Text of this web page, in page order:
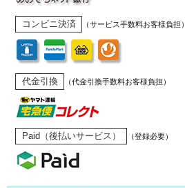
コンビニ決済 （サービス手数料お客様負担）
代金引換 （代金引換手数料お客様負担）
Paid（後払いサービス） （登録必要）